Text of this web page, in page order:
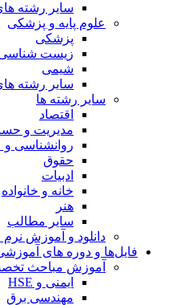
سایر رشته
علوم پایه و پزشکی
پزشکی
زیست
شیمی
سایر رشته
سایر رشته ها
اقتصاد
مدیریت و
روانشناسی و
حقوق
ادبیات
خانه و خانواده
هنر
سایر مطالب
دانلود و آموزش نرم
فایل‌ها و دوره های
آموزش مباحث
ایمنی و HSE
مهندسی برق